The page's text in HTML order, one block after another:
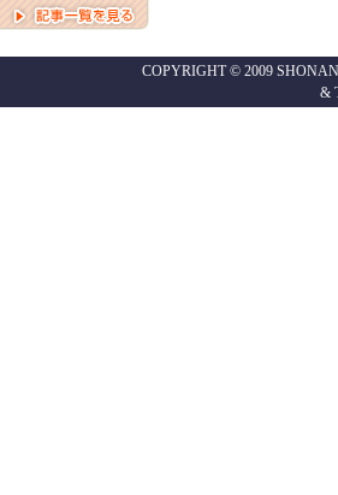
COPYRIGHT © 2009
&